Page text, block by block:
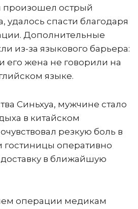
произошел острый
удалось спасти благодаря
Дополнительные
из-за языкового барьера:
его жена не говорили на
языке.
Синьхуа, мужчине стало
в китайском
резкую боль в
гостиницы оперативно
в ближайшую
операции медикам